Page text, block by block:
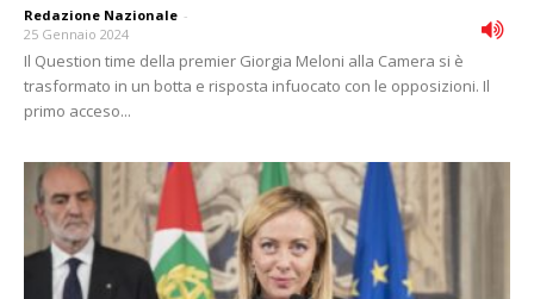
Redazione Nazionale -
25 Gennaio 2024
Il Question time della premier Giorgia Meloni alla Camera si è
trasformato in un botta e risposta infuocato con le opposizioni. Il
primo acceso...